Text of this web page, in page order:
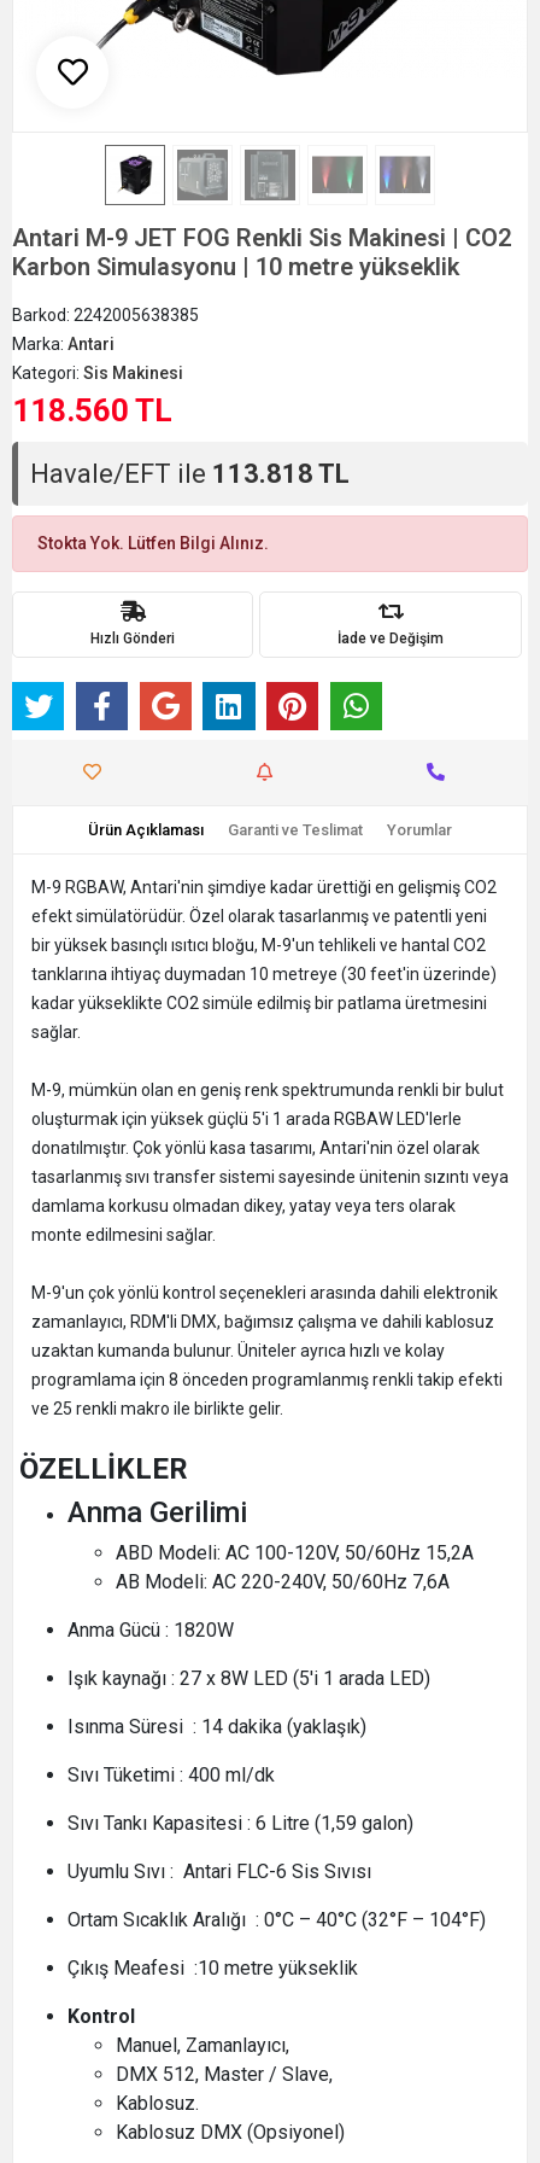
Antari M-9 JET FOG Renkli Sis Makinesi | CO2
Karbon Simulasyonu | 10 metre yükseklik
Barkod: 2242005638385
Marka: Antari
Kategori: Sis Makinesi
118.560 TL
Havale/EFT ile 113.818 TL
Stokta Yok. Lütfen Bilgi Alınız.
Hızlı Gönderi İade ve Değişim
Ürün Açıklaması Garanti ve Teslimat Yorumlar
M-9 RGBAW, Antari'nin şimdiye kadar ürettiği en gelişmiş CO2
efekt simülatörüdür. Özel olarak tasarlanmış ve patentli yeni
bir yüksek basınçlı ısıtıcı bloğu, M-9'un tehlikeli ve hantal CO2
tanklarına ihtiyaç duymadan 10 metreye (30 feet'in üzerinde)
kadar yükseklikte CO2 simüle edilmiş bir patlama üretmesini
sağlar.
M-9, mümkün olan en geniş renk spektrumunda renkli bir bulut
oluşturmak için yüksek güçlü 5'i 1 arada RGBAW LED'lerle
donatılmıştır. Çok yönlü kasa tasarımı, Antari'nin özel olarak
tasarlanmış sıvı transfer sistemi sayesinde ünitenin sızıntı veya
damlama korkusu olmadan dikey, yatay veya ters olarak
monte edilmesini sağlar.
M-9'un çok yönlü kontrol seçenekleri arasında dahili elektronik
zamanlayıcı, RDM'li DMX, bağımsız çalışma ve dahili kablosuz
uzaktan kumanda bulunur. Üniteler ayrıca hızlı ve kolay
programlama için 8 önceden programlanmış renkli takip efekti
ve 25 renkli makro ile birlikte gelir.
ÖZELLİKLER
Anma Gerilimi
ABD Modeli: AC 100-120V, 50/60Hz 15,2A
AB Modeli: AC 220-240V, 50/60Hz 7,6A
Anma Gücü : 1820W
Işık kaynağı : 27 x 8W LED (5'i 1 arada LED)
Isınma Süresi : 14 dakika (yaklaşık)
Sıvı Tüketimi : 400 ml/dk
Sıvı Tankı Kapasitesi : 6 Litre (1,59 galon)
Uyumlu Sıvı : Antari FLC-6 Sis Sıvısı
Ortam Sıcaklık Aralığı : 0°C – 40°C (32°F – 104°F)
Çıkış Meafesi :10 metre yükseklik
Kontrol
Manuel, Zamanlayıcı,
DMX 512, Master / Slave,
Kablosuz.
Kablosuz DMX (Opsiyonel)